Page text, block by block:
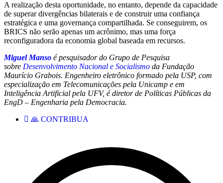
A realização desta oportunidade, no entanto, depende da capacidade
de superar divergências bilaterais e de construir uma confiança
estratégica e uma governança compartilhada. Se conseguirem, os
BRICS não serão apenas um acrônimo, mas uma força
reconfiguradora da economia global baseada em recursos.
Miguel Manso é pesquisador do Grupo de Pesquisa
sobre Desenvolvimento Nacional e Socialismo da Fundação
Maurício Grabois. Engenheiro eletrônico formado pela USP, com
especialização em Telecomunicações pela Unicamp e em
Inteligência Artificial pela UFV, é diretor de Políticas Públicas da
EngD – Engenharia pela Democracia.
🙏 CONTRIBUA